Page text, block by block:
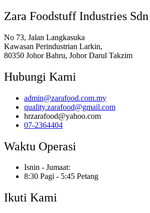
Zara Foodstuff Industries
No 73, Jalan Langkasuka
Kawasan Perindustrian Larkin,
80350 Johor Bahru, Johor Darul Takzim
Hubungi Kami
admin@zarafood.com.my
quality.zarafood@gmail.com
hrzarafood@yahoo.com
07-2364404
Waktu Operasi
Isnin - Jumaat:
8:30 Pagi - 5:45 Petang
Ikuti Kami